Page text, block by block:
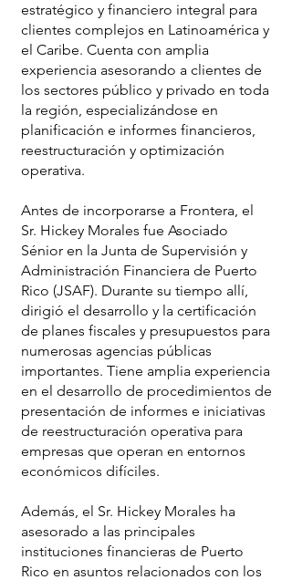
estratégico y financiero integral para
clientes complejos en Latinoamérica y
el Caribe. Cuenta con amplia
experiencia asesorando a clientes de
los sectores público y privado en toda
la región, especializándose en
planificación e informes financieros,
reestructuración y optimización
operativa.
Antes de incorporarse a Frontera, el
Sr. Hickey Morales fue Asociado
Sénior en la Junta de Supervisión y
Administración Financiera de Puerto
Rico (JSAF). Durante su tiempo allí,
dirigió el desarrollo y la certificación
de planes fiscales y presupuestos para
numerosas agencias públicas
importantes. Tiene amplia experiencia
en el desarrollo de procedimientos de
presentación de informes e iniciativas
de reestructuración operativa para
empresas que operan en entornos
económicos difíciles.
Además, el Sr. Hickey Morales ha
asesorado a las principales
instituciones financieras de Puerto
Rico en asuntos relacionados con los